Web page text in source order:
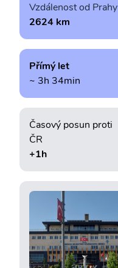
Vzdálenost od Prahy
2624 km
Přímý let
~ 3h 34min
Časový posun proti
ČR
+1h